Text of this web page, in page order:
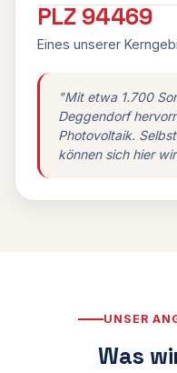
PLZ 94469
Eines unserer
"Mit etwa 1.700
Deggendorf
Photovoltaik.
können sich hier
UNSER
Was